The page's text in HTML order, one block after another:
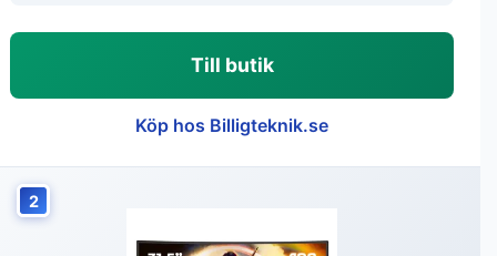
Till butik
Köp hos Billigteknik.se
2